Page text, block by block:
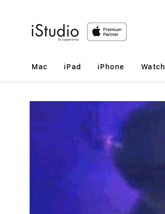
Mac iPad iPhone Watch
Lewati
produk